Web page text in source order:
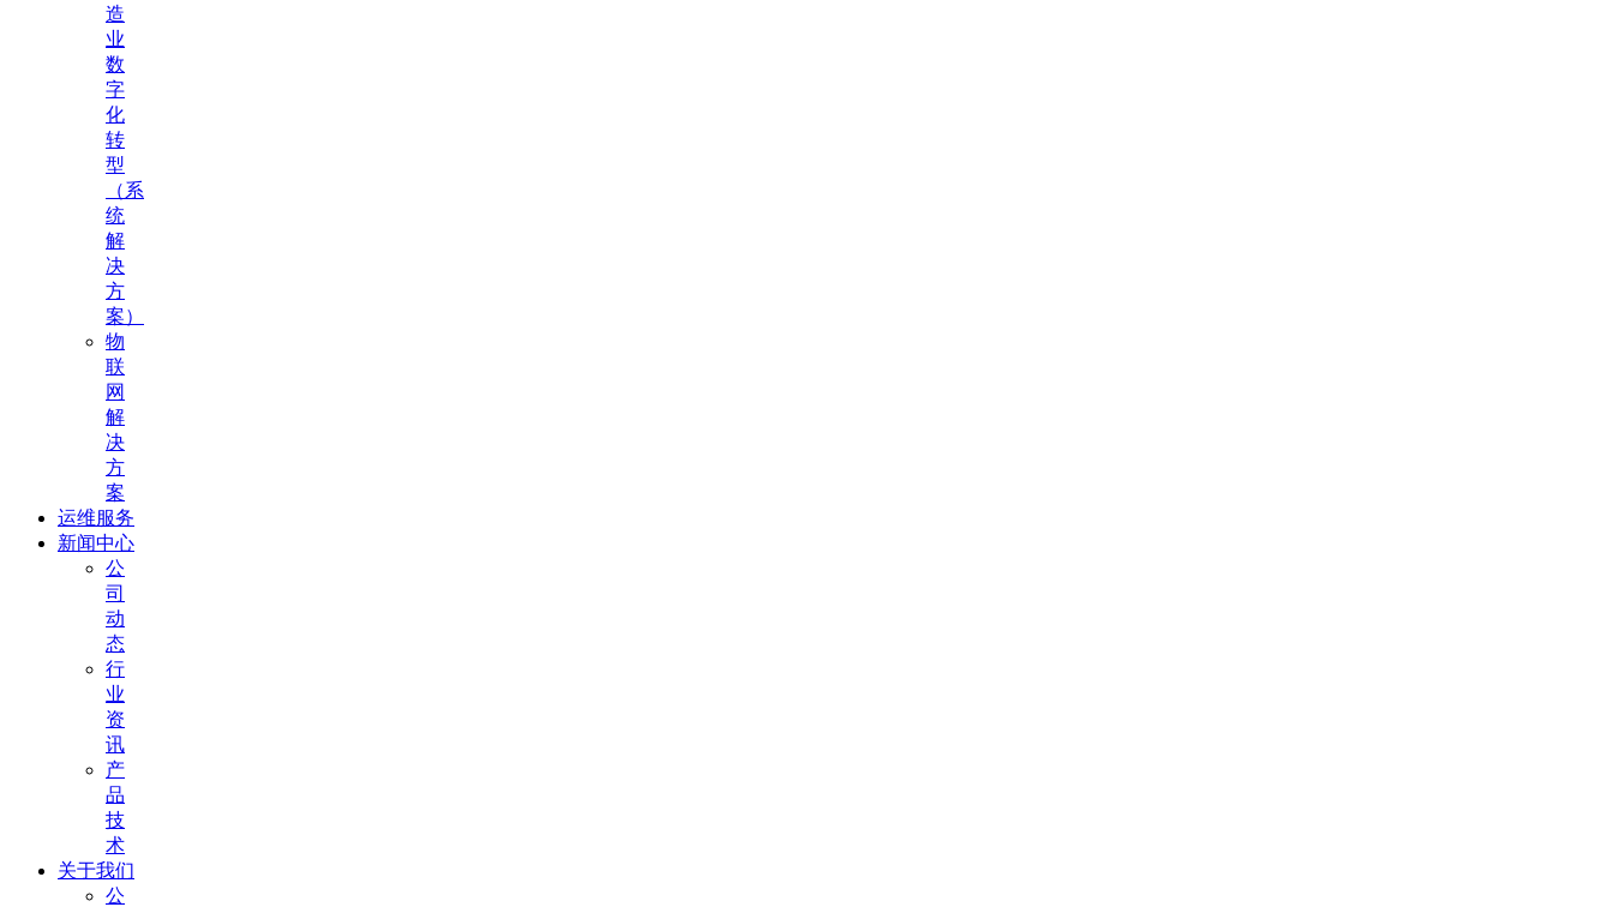
造
业
数
字
化
转
型
（系
统
解
决
方
案）
物
联
网
解
决
方
案
运维服务
新闻中心
公
司
动
态
行
业
资
讯
产
品
技
术
关于我们
公